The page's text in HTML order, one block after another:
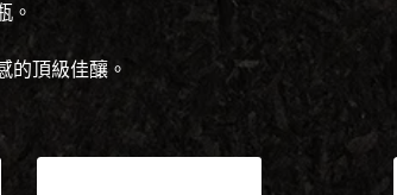
。
的頂級佳釀。